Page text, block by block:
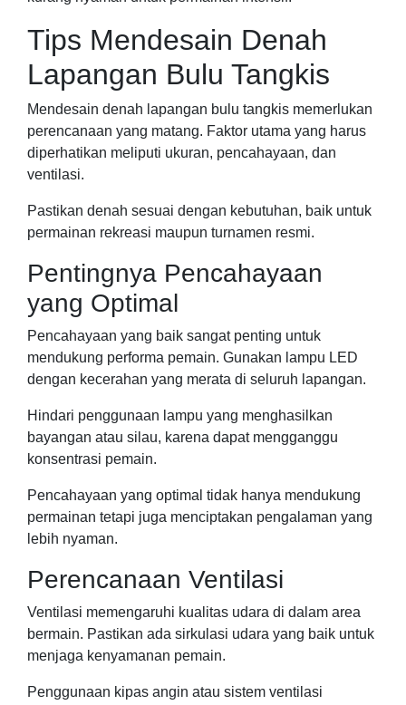
Tips Mendesain Denah
Lapangan Bulu Tangkis
Mendesain denah lapangan bulu tangkis memerlukan
perencanaan yang matang. Faktor utama yang harus
diperhatikan meliputi ukuran, pencahayaan, dan
ventilasi.
Pastikan denah sesuai dengan kebutuhan, baik untuk
permainan rekreasi maupun turnamen resmi.
Pentingnya Pencahayaan
yang Optimal
Pencahayaan yang baik sangat penting untuk
mendukung performa pemain. Gunakan lampu LED
dengan kecerahan yang merata di seluruh lapangan.
Hindari penggunaan lampu yang menghasilkan
bayangan atau silau, karena dapat mengganggu
konsentrasi pemain.
Pencahayaan yang optimal tidak hanya mendukung
permainan tetapi juga menciptakan pengalaman yang
lebih nyaman.
Perencanaan Ventilasi
Ventilasi memengaruhi kualitas udara di dalam area
bermain. Pastikan ada sirkulasi udara yang baik untuk
menjaga kenyamanan pemain.
Penggunaan kipas angin atau sistem ventilasi